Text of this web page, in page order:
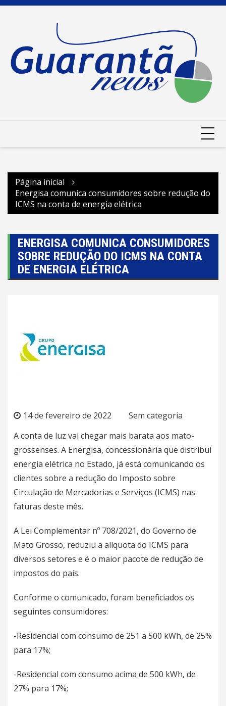
Ir
Página inicial
Energisa comunica consumidores sobre redução do
ICMS na conta de energia elétrica
ENERGISA COMUNICA CONSUMIDORES
SOBRE REDUÇÃO DO ICMS NA CONTA
DE ENERGIA ELÉTRICA
14 de fevereiro de 2022
Sem categoria
A conta de luz vai chegar mais barata aos mato-
grossenses. A Energisa, concessionária que distribui
energia elétrica no Estado, já está comunicando os
clientes sobre a redução do Imposto sobre
Circulação de Mercadorias e Serviços (ICMS) nas
faturas deste mês.
A Lei Complementar nº 708/2021, do Governo de
Mato Grosso, reduziu a alíquota do ICMS para
diversos setores e é o maior pacote de redução de
impostos do país.
Conforme o comunicado, foram beneficiados os
seguintes consumidores:
-Residencial com consumo de 251 a 500 kWh, de 25%
para 17%;
-Residencial com consumo acima de 500 kWh, de
27% para 17%;